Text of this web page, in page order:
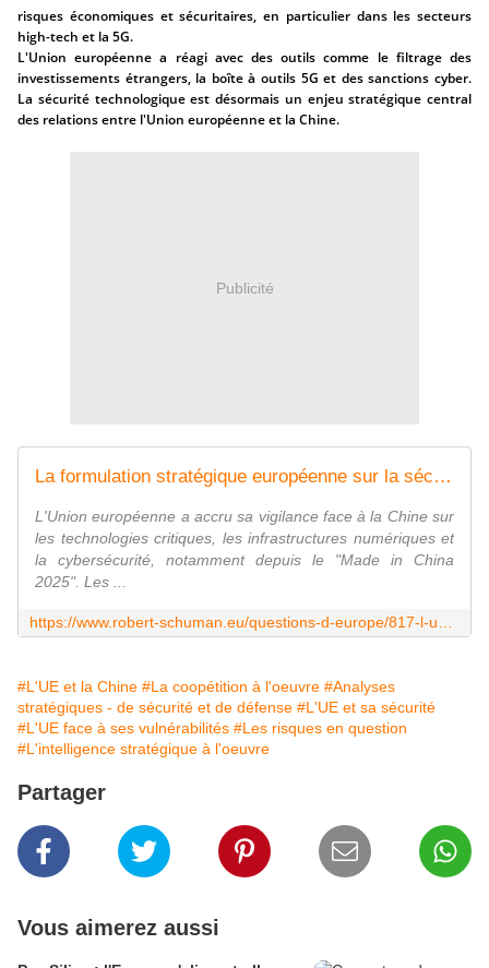
risques économiques et sécuritaires, en particulier dans les secteurs
high-tech et la 5G.
L'Union européenne a réagi avec des outils comme le filtrage des
investissements étrangers, la boîte à outils 5G et des sanctions cyber.
La sécurité technologique est désormais un enjeu stratégique central
des relations entre l'Union européenne et la Chine.
Publicité
La formulation stratégique européenne sur la sécurité technologique: les défis de la Chine
L'Union européenne a accru sa vigilance face à la Chine sur
les technologies critiques, les infrastructures numériques et
la cybersécurité, notamment depuis le "Made in China
2025". Les ...
#L'UE et la Chine #La coopétition à l'oeuvre #Analyses
stratégiques - de sécurité et de défense #L'UE et sa sécurité
#L'UE face à ses vulnérabilités #Les risques en question
#L'intelligence stratégique à l'oeuvre
Partager
Vous aimerez aussi